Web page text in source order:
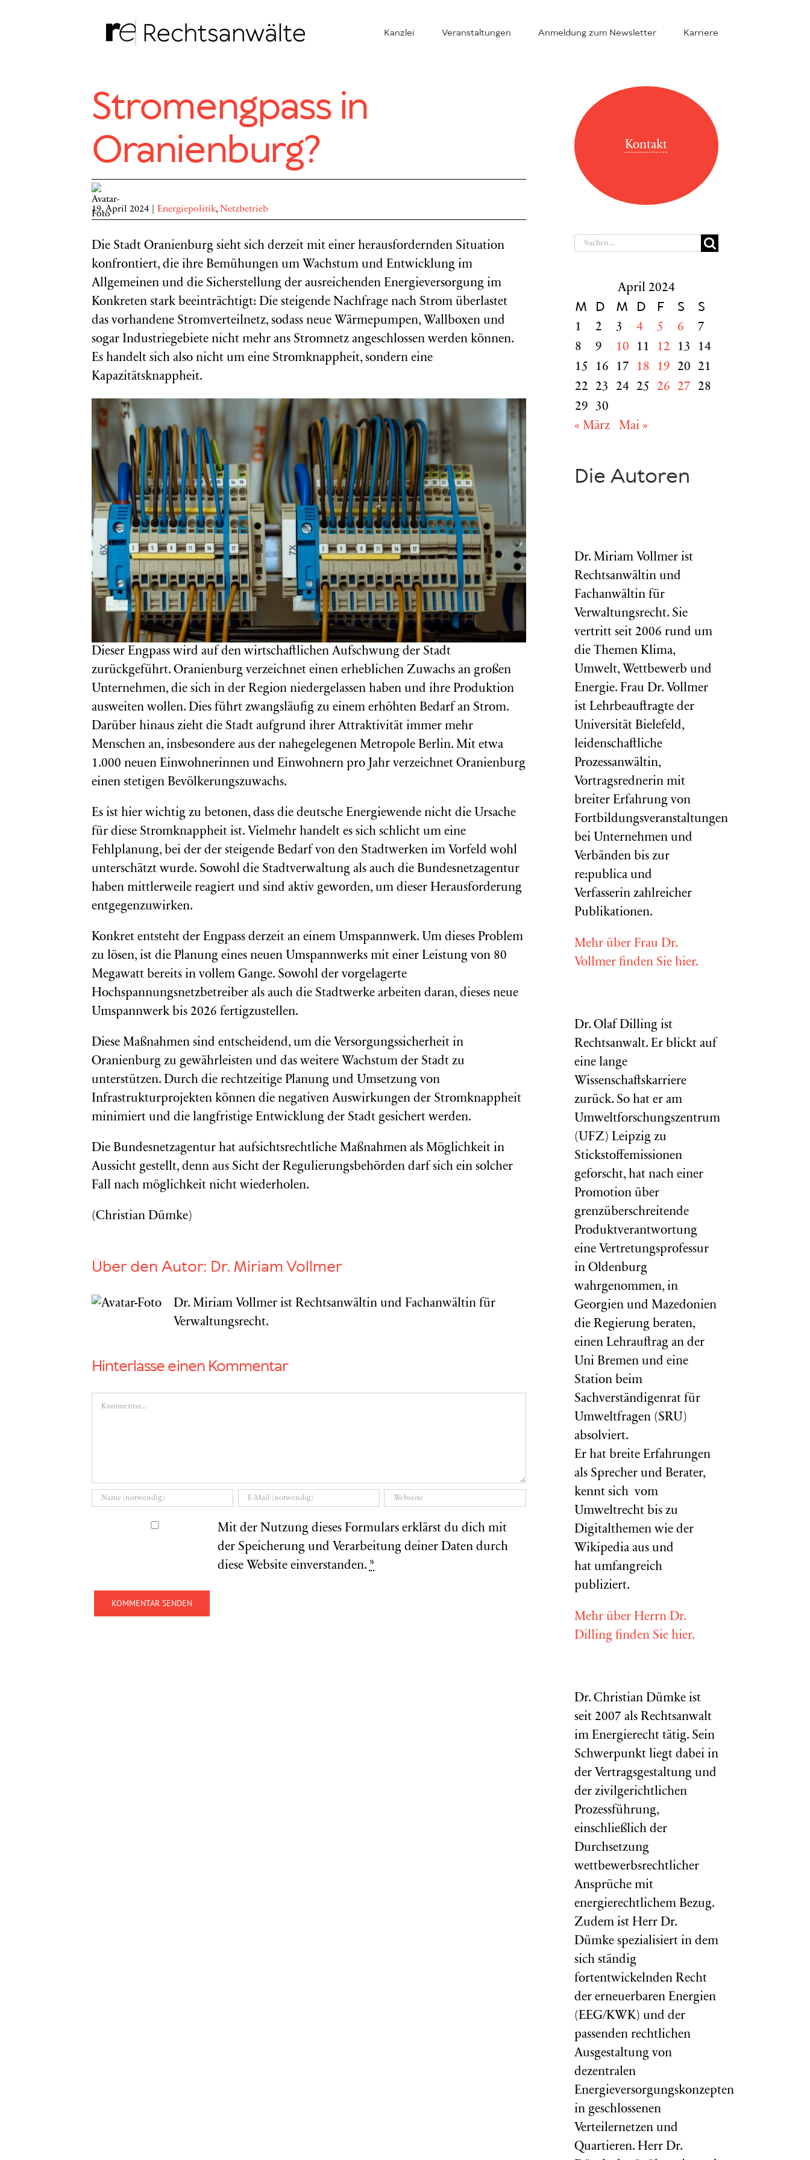
Kanzlei Veranstaltungen Anmeldung zum Newsletter Karriere
Stromengpass in
Oranienburg?
19. April 2024 Energiepolitik, Netzbetrieb
Die Stadt Oranienburg sieht sich derzeit mit einer herausfordernden Situation
konfrontiert, die ihre Bemühungen um Wachstum und Entwicklung im
Allgemeinen und die Sicherstellung der ausreichenden Energieversorgung im
Konkreten stark beeinträchtigt: Die steigende Nachfrage nach Strom überlastet
das vorhandene Stromverteilnetz, sodass neue Wärmepumpen, Wallboxen und
sogar Industriegebiete nicht mehr ans Stromnetz angeschlossen werden können.
Es handelt sich also nicht um eine Stromknappheit, sondern eine
Kapazitätsknappheit.
Dieser Engpass wird auf den wirtschaftlichen Aufschwung der Stadt
zurückgeführt. Oranienburg verzeichnet einen erheblichen Zuwachs an großen
Unternehmen, die sich in der Region niedergelassen haben und ihre Produktion
ausweiten wollen. Dies führt zwangsläufig zu einem erhöhten Bedarf an Strom.
Darüber hinaus zieht die Stadt aufgrund ihrer Attraktivität immer mehr
Menschen an, insbesondere aus der nahegelegenen Metropole Berlin. Mit etwa
1.000 neuen Einwohnerinnen und Einwohnern pro Jahr verzeichnet Oranienburg
einen stetigen Bevölkerungszuwachs.
Es ist hier wichtig zu betonen, dass die deutsche Energiewende nicht die Ursache
für diese Stromknappheit ist. Vielmehr handelt es sich schlicht um eine
Fehlplanung, bei der der steigende Bedarf von den Stadtwerken im Vorfeld wohl
unterschätzt wurde. Sowohl die Stadtverwaltung als auch die Bundesnetzagentur
haben mittlerweile reagiert und sind aktiv geworden, um dieser Herausforderung
entgegenzuwirken.
Konkret entsteht der Engpass derzeit an einem Umspannwerk. Um dieses Problem
zu lösen, ist die Planung eines neuen Umspannwerks mit einer Leistung von 80
Megawatt bereits in vollem Gange. Sowohl der vorgelagerte
Hochspannungsnetzbetreiber als auch die Stadtwerke arbeiten daran, dieses neue
Umspannwerk bis 2026 fertigzustellen.
Diese Maßnahmen sind entscheidend, um die Versorgungssicherheit in
Oranienburg zu gewährleisten und das weitere Wachstum der Stadt zu
unterstützen. Durch die rechtzeitige Planung und Umsetzung von
Infrastrukturprojekten können die negativen Auswirkungen der Stromknappheit
minimiert und die langfristige Entwicklung der Stadt gesichert werden.
Die Bundesnetzagentur hat aufsichtsrechtliche Maßnahmen als Möglichkeit in
Aussicht gestellt, denn aus Sicht der Regulierungsbehörden darf sich ein solcher
Fall nach möglichkeit nicht wiederholen.
(Christian Dümke)
Über den Autor: Dr. Miriam Vollmer
Dr. Miriam Vollmer ist Rechtsanwältin und Fachanwältin für
Verwaltungsrecht.
Hinterlasse einen Kommentar
Kommentar
Mit der Nutzung dieses Formulars erklärst du dich mit
der Speicherung und Verarbeitung deiner Daten durch
diese Website einverstanden. *
Kontakt
Suche
April 2024
M D M D F S S
1 2 3 4 5 6
7
8
9 10 11 12 13
14
15
16 17 18 19 20
21
22
23 24 25 26 27
28
29
30
« März
Mai »
Die Autoren
Dr. Miriam Vollmer ist
Rechtsanwältin und
Fachanwältin für
Verwaltungsrecht. Sie
vertritt seit 2006 rund um
die Themen Klima,
Umwelt, Wettbewerb und
Energie. Frau Dr. Vollmer
ist Lehrbeauftragte der
Universität Bielefeld,
leidenschaftliche
Prozessanwältin,
Vortragsrednerin mit
breiter Erfahrung von
Fortbildungsveranstaltungen
bei Unternehmen und
Verbänden bis zur
re:publica und
Verfasserin zahlreicher
Publikationen.
Mehr über Frau Dr.
Vollmer finden Sie hier.
Dr. Olaf Dilling ist
Rechtsanwalt. Er blickt auf
eine lange
Wissenschaftskarriere
zurück. So hat er am
Umweltforschungszentrum
(UFZ) Leipzig zu
Stickstoffemissionen
geforscht, hat nach einer
Promotion über
grenzüberschreitende
Produktverantwortung
eine Vertretungsprofessur
in Oldenburg
wahrgenommen, in
Georgien und Mazedonien
die Regierung beraten,
einen Lehrauftrag an der
Uni Bremen und eine
Station beim
Sachverständigenrat für
Umweltfragen (SRU)
absolviert.
Er hat breite Erfahrungen
als Sprecher und Berater,
kennt sich vom
Umweltrecht bis zu
Digitalthemen wie der
Wikipedia aus und
hat umfangreich
publiziert.
Mehr über Herrn Dr.
Dilling finden Sie hier.
Dr. Christian Dümke ist
seit 2007 als Rechtsanwalt
im Energierecht tätig. Sein
Schwerpunkt liegt dabei in
der Vertragsgestaltung und
der zivilgerichtlichen
Prozessführung,
einschließlich der
Durchsetzung
wettbewerbsrechtlicher
Ansprüche mit
energierechtlichem Bezug.
Zudem ist Herr Dr.
Dümke spezialisiert in dem
sich ständig
fortentwickelnden Recht
der erneuerbaren Energien
(EEG/KWK) und der
passenden rechtlichen
Ausgestaltung von
dezentralen
Energieversorgungskonzepten
in geschlossenen
Verteilernetzen und
Quartieren. Herr Dr.